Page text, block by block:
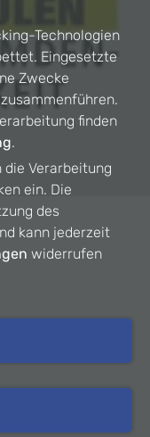
Technologien
Eingesetzte
Zwecke
finden
.
die Verarbeitung
ein. Die
des
kann jederzeit
widerrufen